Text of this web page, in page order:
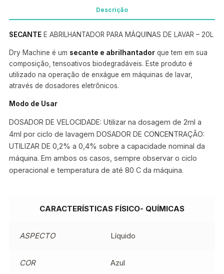
Descrição
SECANTE E ABRILHANTADOR PARA MÁQUINAS DE LAVAR – 20L
Dry Machine é um secante e abrilhantador que tem em sua
composição, tensoativos biodegradáveis. Este produto é
utilizado na operação de enxágue em máquinas de lavar,
através de dosadores eletrônicos.
Modo de Usar
DOSADOR DE VELOCIDADE: Utilizar na dosagem de 2ml a
4ml por ciclo de lavagem DOSADOR DE CONCENTRAÇÃO:
UTILIZAR DE 0,2% a 0,4% sobre a capacidade nominal da
máquina. Em ambos os casos, sempre observar o ciclo
operacional e temperatura de até 80 C da máquina.
CARACTERÍSTICAS FÍSICO- QUÍMICAS
ASPECTO Líquido
COR Azul